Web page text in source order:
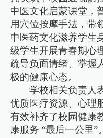
中医文化启蒙课堂，
用穴位按摩手法，带
中医药文化滋养学生
级学生开展青春期心
疏导负面情绪、掌握
极的健康心态。
学校相关负责人
优质医疗资源、心理
有效补齐了校园健康
康服务 “最后一公里